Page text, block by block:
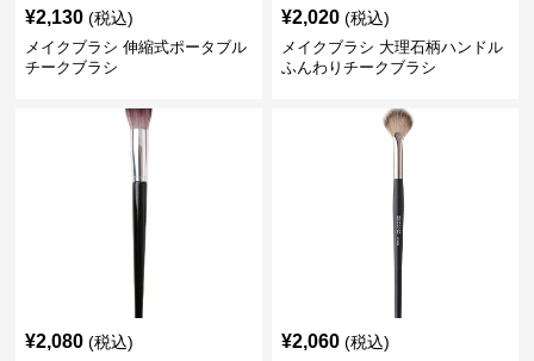
¥2,130 (税込)
メイクブラシ 伸縮式ポータブル
チークブラシ
¥2,020 (税込)
メイクブラシ 大理石柄ハンドル
ふんわりチークブラシ
¥2,080 (税込) ¥2,060 (税込)